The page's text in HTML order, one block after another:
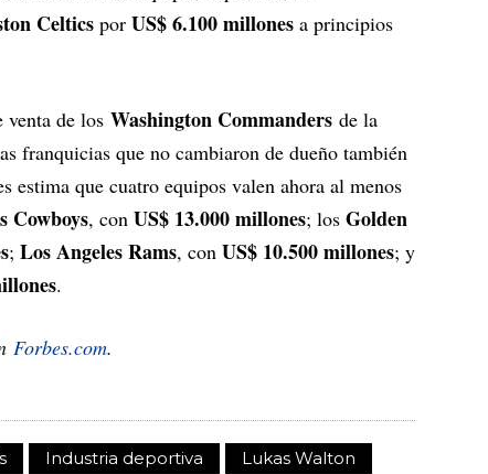
Celtics por US$ 6.100 millones a principios
venta de los Washington Commanders de la
franquicias que no cambiaron de dueño también
estima que cuatro equipos valen ahora al menos
Cowboys, con US$ 13.000 millones; los Golden
; Los Angeles Rams, con US$ 10.500 millones; y
.
Forbes.com.
Industria deportiva
Lukas Walton